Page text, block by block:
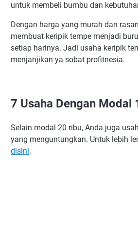
untuk membeli bumbu dan
Dengan harga yang murah dan
membuat keripik tempe menjadi
setiap harinya. Jadi usaha keripik
menjanjikan ya sobat profitnesia.
7 Usaha Dengan Modal
Selain modal 20 ribu, Anda juga
yang menguntungkan. Untuk lebih
disini.